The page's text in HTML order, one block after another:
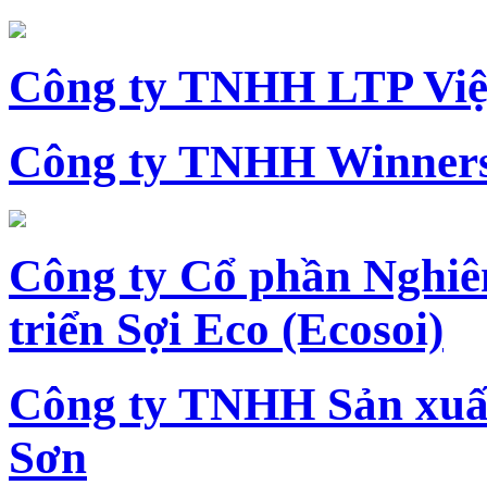
Công ty TNHH LTP
Công ty TNHH
Công ty Cổ phần
triển Sợi Eco (Ecosoi)
Công ty TNHH Sản
Sơn